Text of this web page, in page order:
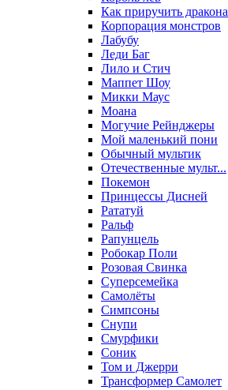
Как приручить дракона
Корпорация монстров
Лабубу
Леди Баг
Лило и Стич
Маппет Шоу
Микки Маус
Моана
Могучие Рейнджеры
Мой маленький пони
Обычный мультик
Отечественные мульт...
Покемон
Принцессы Дисней
Рататуй
Ральф
Рапунцель
Робокар Поли
Розовая Свинка
Суперсемейка
Самолёты
Симпсоны
Снупи
Смурфики
Соник
Том и Джерри
Трансформер Самолет